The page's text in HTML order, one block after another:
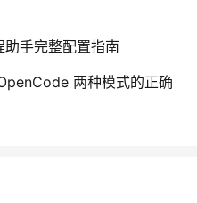
手完整配置指南
两种模式的正确